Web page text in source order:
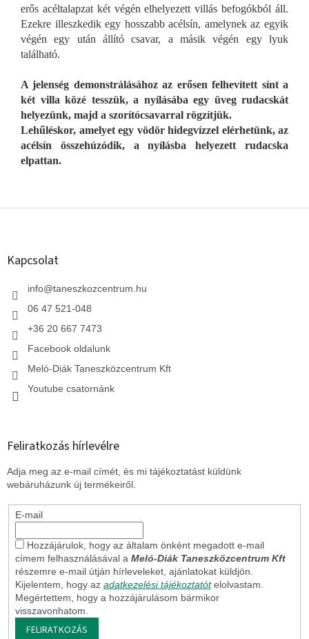
erős acéltalapzat két végén elhelyezett villás befogókból áll.
Ezekre illeszkedik egy hosszabb acélsín, amelynek az egyik
végén egy után állító csavar, a másik végén egy lyuk
található.
A jelenség demonstrálásához az erősen felhevített sínt a
két villa közé tesszük, a nyílásába egy üveg rudacskát
helyezünk, majd a szorítócsavarral rögzítjük.
Lehűléskor, amelyet egy vödör hidegvízzel elérhetünk, az
acélsín összehúzódik, a nyílásba helyezett rudacska
elpattan.
L
Kapcsolat
info@taneszkozcentrum.hu
06 47 521-048
+36 20 667 7473
Facebook oldalunk
Meló-Diák Taneszközcentrum Kft
Youtube csatornánk
Feliratkozás hírlevélre
Adja meg az e-mail címét, és mi tájékoztatást küldünk
webáruházunk új termékeiről.
E-mail
Hozzájárulok, hogy az általam önként megadott e-mail
címem felhasználásával a Meló-Diák Taneszközcentrum Kft
részemre e-mail útján hírleveleket, ajánlatokat küldjön.
Kijelentem, hogy az adatkezelési tájékoztatót elolvastam.
Megértettem, hogy a hozzájárulásom bármikor
visszavonhatom.
FELIRATKOZÁS